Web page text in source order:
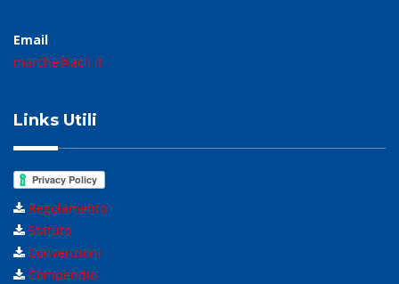
Email
marche@acli.it
Links Utili
Regolamento
Statuto
Convenzioni
Compendio